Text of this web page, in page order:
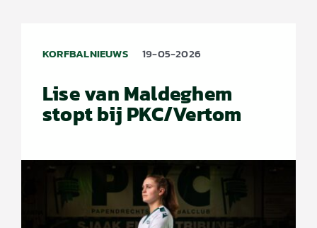
KORFBALNIEUWS 19-05-2026
Lise van Maldeghem
stopt bij PKC/Vertom